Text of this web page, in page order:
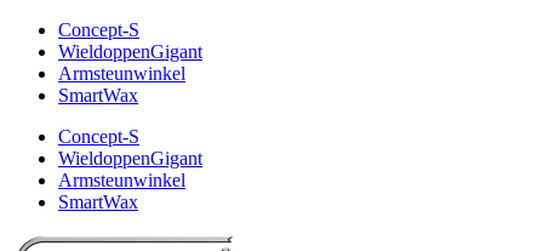
Concept-S
WieldoppenGigant
Armsteunwinkel
SmartWax
Concept-S
WieldoppenGigant
Armsteunwinkel
SmartWax